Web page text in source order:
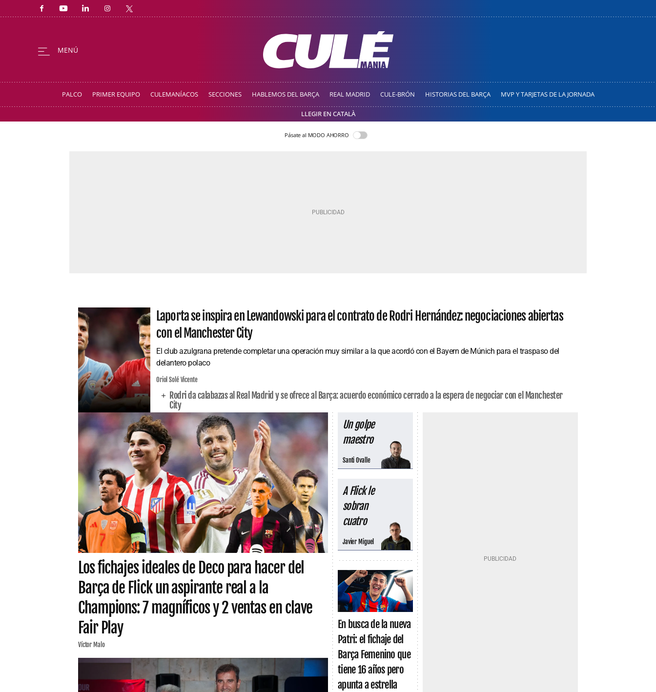
PALCO PRIMER EQUIPO CULEMANÍACOS SECCIONES HABLEMOS DEL BARÇA REAL MADRID CULE-BRÓN HISTORIAS DEL BARÇA MVP Y TARJETAS DE LA JORNADA
LLEGIR EN CATALÀ
Pásate al MODO AHORRO
Laporta se inspira en Lewandowski para el contrato de Rodri Hernández: negociaciones abiertas
con el Manchester City
El club azulgrana pretende completar una operación muy similar a la que acordó con el Bayern de Múnich para el traspaso del
delantero polaco
Oriol Solé Vicente
Rodri da calabazas al Real Madrid y se ofrece al Barça: acuerdo económico cerrado a la espera de negociar con el Manchester
City
Los fichajes ideales de Deco para hacer del
Barça de Flick un aspirante real a la
Champions: 7 magníficos y 2 ventas en clave
Fair Play
Víctor Malo
Un golpe
maestro
Santi Ovalle
A Flick le
sobran
cuatro
Javier Miguel
En busca de la nueva
Patri: el fichaje del
Barça Femenino que
tiene 16 años pero
apunta a estrella